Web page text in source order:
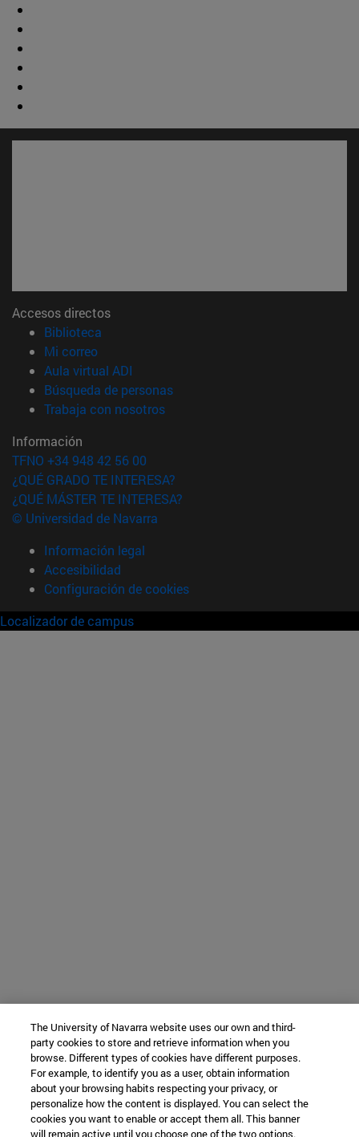
Accesos directos
Biblioteca
Mi correo(abre en nueva ventana)
Aula virtual ADI
Búsqueda de personas(abre en nueva ventana)
Trabaja con nosotros(abre en nueva ventana)
Información
TFNO +34 948 42 56 00
¿QUÉ GRADO TE INTERESA?
¿QUÉ MÁSTER TE INTERESA?
© Universidad de Navarra
Información legal
Accesibilidad
Configuración de cookies
Localizador de campus
The University of Navarra website uses our own and third-
party cookies to store and retrieve information when you
browse. Different types of cookies have different purposes.
For example, to identify you as a user, obtain information
about your browsing habits respecting your privacy, or
personalize how the content is displayed. You can select the
cookies you want to enable or accept them all. This banner
will remain active until you choose one of the two options.